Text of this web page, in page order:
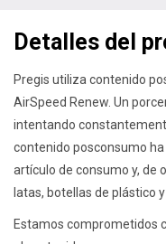
Detalles del
Pregis utiliza contenido
AirSpeed Renew. Un
intentando
contenido posconsumo
artículo de consumo y, de
latas, botellas de plástico
Estamos comprometidos